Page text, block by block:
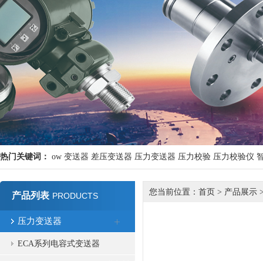
热门关键词： ow 变送器 差压变送器 压力变送器 压力校验 压力校验仪
产品列表 PRODUCTS
压力变送器
ECA系列电容式变送器
您当前位置： 首页 > 产品展示